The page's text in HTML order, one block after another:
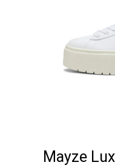
Mayze